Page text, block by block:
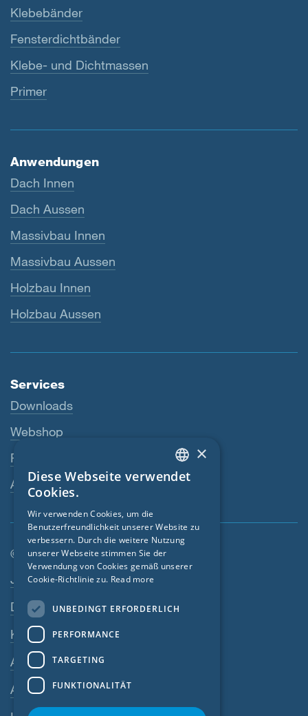
Klebebänder
Fensterdichtbänder
Klebe- und Dichtmassen
Primer
Anwendungen
Dach Innen
Dach Aussen
Massivbau Innen
Massivbau Aussen
Holzbau Innen
Holzbau Aussen
Services
Downloads
Webshop
Fachhändler
Ansprechperson
© SIGA 2026
Footer-Navigation
Jobs
Datenschutz
Kontakt
AGB
AEB
ENGLISH
FRENCH
CZECH
×
Diese Webseite verwendet
Cookies.
Wir verwenden Cookies, um die
Benutzerfreundlichkeit unserer Website zu
verbessern. Durch die weitere Nutzung
unserer Webseite stimmen Sie der
Verwendung von Cookies gemäß unserer
Cookie-Richtlinie zu. Read more
UNBEDINGT ERFORDERLICH
PERFORMANCE
TARGETING
FUNKTIONALITÄT